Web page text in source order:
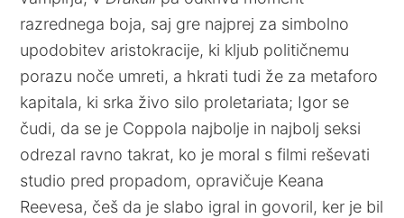
razrednega boja, saj gre najprej za simbolno
upodobitev aristokracije, ki kljub političnemu
porazu noče umreti, a hkrati tudi že za metaforo
kapitala, ki srka živo silo proletariata; Igor se
čudi, da se je Coppola najbolje in najbolj seksi
odrezal ravno takrat, ko je moral s filmi reševati
studio pred propadom, opravičuje Keana
Reevesa, češ da je slabo igral in govoril, ker je bil